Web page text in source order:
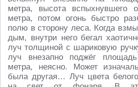
метра, высота вспыхнувшего
метра, потом огонь быстро
полю в сторону леса. Когда
дым, внутри него бегал
луч толщиной с шариковую
луч внезапно поджёг
метра, неясно. Может
была другая… Луч цвета